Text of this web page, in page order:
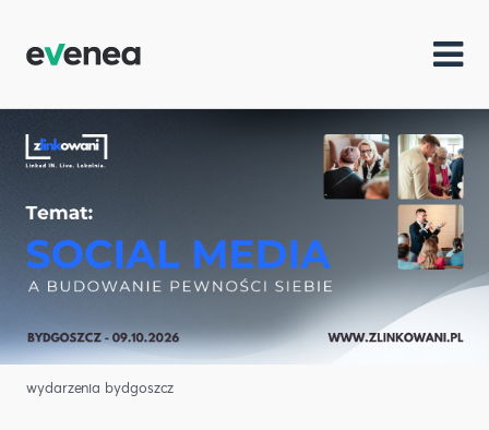
wydarzenia bydgoszcz